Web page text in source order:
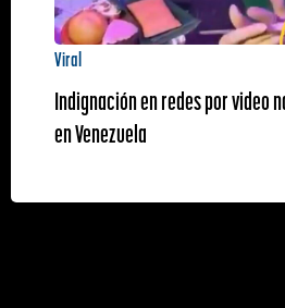
Viral
Indignación en redes por video
en Venezuela